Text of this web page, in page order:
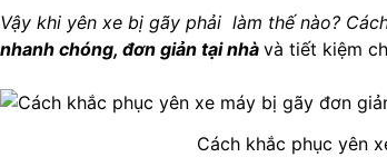
Vậy khi yên xe bị gãy phải làm thế nào?
nhanh chóng, đơn giản tại nhà và tiết kiệm
Cách khắc phục yên